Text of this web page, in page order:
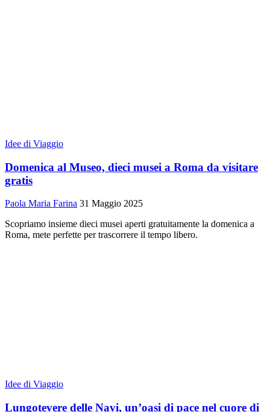
Idee di Viaggio
Domenica al Museo, dieci musei a Roma da visitare
gratis
Paola Maria Farina 31 Maggio 2025
Scopriamo insieme dieci musei aperti gratuitamente la domenica a
Roma, mete perfette per trascorrere il tempo libero.
Idee di Viaggio
Lungotevere delle Navi, un’oasi di pace nel cuore di